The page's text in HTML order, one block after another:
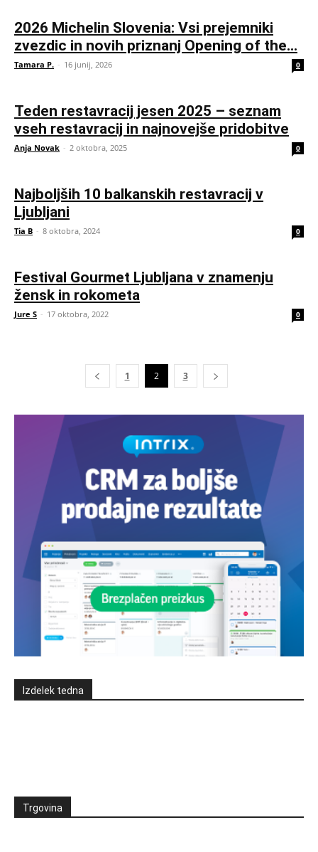
2026 Michelin Slovenia: Vsi prejemniki
zvezdic in novih priznanj Opening of the...
Tamara P. - 16 junij, 2026 0
Teden restavracij jesen 2025 – seznam
vseh restavracij in najnovejše pridobitve
Anja Novak - 2 oktobra, 2025 0
Najboljših 10 balkanskih restavracij v
Ljubljani
Tia B - 8 oktobra, 2024 0
Festival Gourmet Ljubljana v znamenju
žensk in rokometa
Jure S - 17 oktobra, 2022 0
1 2 3
Izdelek tedna
Trgovina